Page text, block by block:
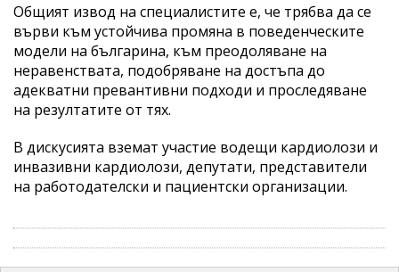
Общият извод на специалистите е, че трябва да се
върви към устойчива промяна в поведенческите
модели на българина, към преодоляване на
неравенствата, подобряване на достъпа до
адекватни превантивни подходи и проследяване
на резултатите от тях.
В дискусията вземат участие водещи кардиолози и
инвазивни кардиолози, депутати, представители
на работодателски и пациентски организации.